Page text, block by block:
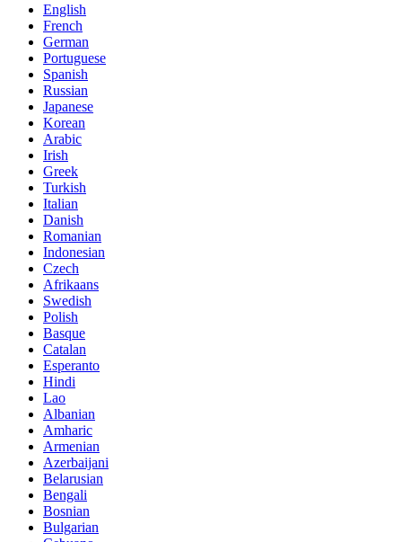
English
French
German
Portuguese
Spanish
Russian
Japanese
Korean
Arabic
Irish
Greek
Turkish
Italian
Danish
Romanian
Indonesian
Czech
Afrikaans
Swedish
Polish
Basque
Catalan
Esperanto
Hindi
Lao
Albanian
Amharic
Armenian
Azerbaijani
Belarusian
Bengali
Bosnian
Bulgarian